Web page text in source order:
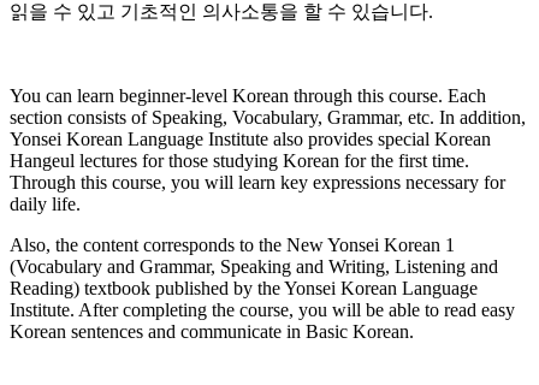
읽을 수 있고 기초적인 의사소통을 할 수 있습니다.
You can learn beginner-level Korean through this course. Each
section consists of Speaking, Vocabulary, Grammar, etc. In addition,
Yonsei Korean Language Institute also provides special Korean
Hangeul lectures for those studying Korean for the first time.
Through this course, you will learn key expressions necessary for
daily life.
Also, the content corresponds to the New Yonsei Korean 1
(Vocabulary and Grammar, Speaking and Writing, Listening and
Reading) textbook published by the Yonsei Korean Language
Institute. After completing the course, you will be able to read easy
Korean sentences and communicate in Basic Korean.